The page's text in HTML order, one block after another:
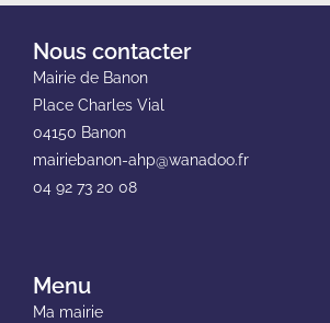
Nous contacter
Mairie de Banon
Place Charles Vial
04150 Banon
mairiebanon-ahp@wanadoo.fr
04 92 73 20 08
Menu
Ma mairie